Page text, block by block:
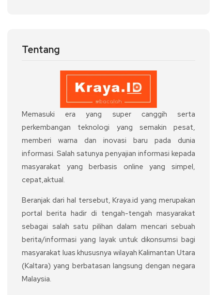
Tentang
Memasuki era yang super canggih serta
perkembangan teknologi yang semakin pesat,
memberi warna dan inovasi baru pada dunia
informasi. Salah satunya penyajian informasi kepada
masyarakat yang berbasis online yang simpel,
cepat,aktual.
Beranjak dari hal tersebut, Kraya.id yang merupakan
portal berita hadir di tengah-tengah masyarakat
sebagai salah satu pilihan dalam mencari sebuah
berita/informasi yang layak untuk dikonsumsi bagi
masyarakat luas khususnya wilayah Kalimantan Utara
(Kaltara) yang berbatasan langsung dengan negara
Malaysia.